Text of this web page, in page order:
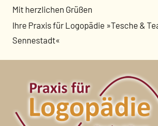
Mit herzlichen Grüßen
Ihre Praxis für Logopädie »Tesche &
Sennestadt«